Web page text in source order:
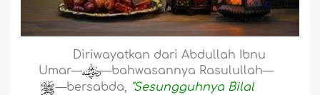
Diriwayatkan dari Abdullah Ibnu
Umar—
—bahwasannya Rasulullah—
—bersabda, "Sesungguhnya Bilal